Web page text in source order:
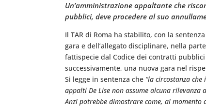
Un’amministrazione appaltante che
pubblici, deve procedere al suo
Il TAR di Roma ha stabilito, con la
gara e dell’allegato disciplinare, nella
fattispecie dal Codice dei contratti
successivamente, una nuova gara nel
Si legge in sentenza che “la circostanza
appalti De Lise non assume alcuna rilevanza
Anzi potrebbe dimostrare come, al momento